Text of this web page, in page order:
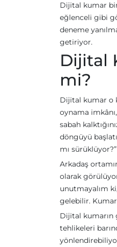
Dijital kumar
eğlenceli gibi
deneme
getiriyor.
Dijital
mi?
Dijital kumar o
oynama
sabah
döngüyü
mı sürüklüyor?”
Arkadaş
olarak
unutmayalım
gelebilir.
Dijital kumarın
tehlikeleri